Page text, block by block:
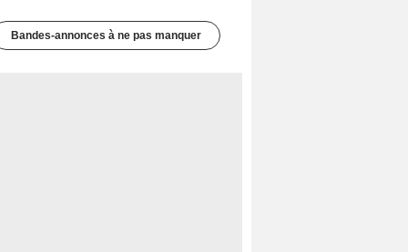
Bandes-annonces à ne pas manquer